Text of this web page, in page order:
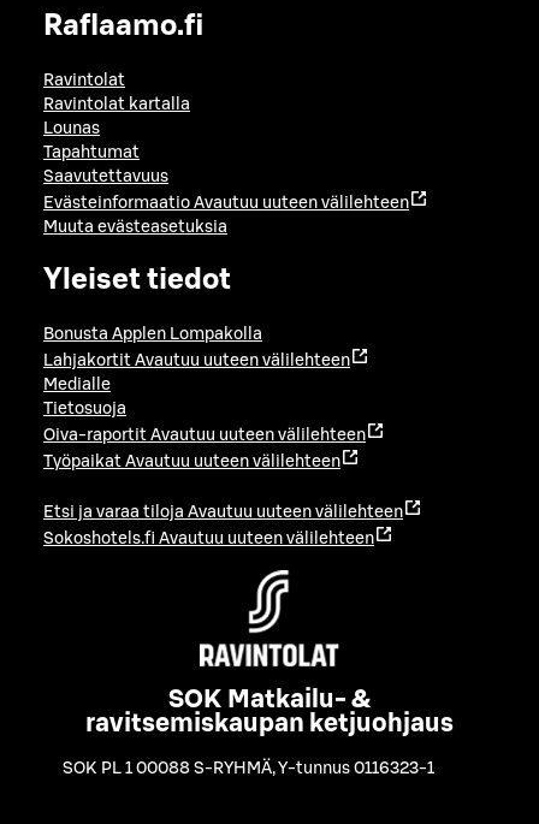
Raflaamo.fi
Ravintolat
Ravintolat kartalla
Lounas
Tapahtumat
Saavutettavuus
Evästeinformaatio Avautuu uuteen välilehteen
Muuta evästeasetuksia
Yleiset tiedot
Bonusta Applen Lompakolla
Lahjakortit Avautuu uuteen välilehteen
Medialle
Tietosuoja
Oiva-raportit Avautuu uuteen välilehteen
Työpaikat Avautuu uuteen välilehteen
Etsi ja varaa tiloja Avautuu uuteen välilehteen
Sokoshotels.fi Avautuu uuteen välilehteen
SOK Matkailu- &
ravitsemiskaupan ketjuohjaus
SOK PL 1 00088 S-RYHMÄ,Y-tunnus 0116323-1